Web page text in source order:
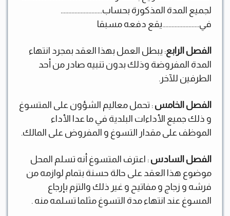
لجميع المدة المذكورة بحساب………………………
في……………………يقع دفعه مسبقا
الفصل الرابع: يبطل العمل بهذا العقد بمجرد انتهاء
المدة المفروضة وذلك بدون تنبيه صادر من أحد
الطرفين للآخر.
الفصل الخامس : تحمل معاليم الشؤون على المتسوغ
و ذلك جميع الأداءات البلدية في ما عدا الأداء
الموظف على مقدار التسوغ و المفروض على المالك.
الفصل السادس : اعترف المتسوغ أنه تسلم المحل
موضوع هذا العقد على حالة حسنة بتمام لوازمه من
فرشه و زجاج و مفاتيح و غير ذلك والتزم بإرجاع
المسوغ عند انتهاء مدة التسوغ مثلما تسلمه منه .